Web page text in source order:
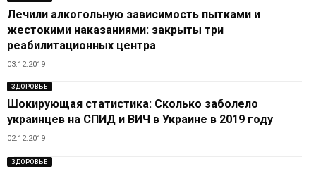
Лечили алкогольную зависимость пытками и
жестокими наказаниями: закрыты три
реабилитационных центра
03.12.2019
ЗДОРОВЬЕ
Шокирующая статистика: Сколько заболело
украинцев на СПИД и ВИЧ в Украине в 2019 году
02.12.2019
ЗДОРОВЬЕ